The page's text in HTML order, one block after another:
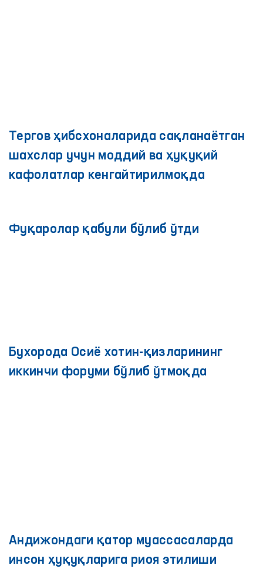
Тергов ҳибсхоналарида сақланаётган
шахслар учун моддий ва ҳуқуқий
кафолатлар кенгайтирилмоқда
Фуқаролар қабули бўлиб ўтди
Бухорода Осиё хотин-қизларининг
иккинчи форуми бўлиб ўтмоқда
Андижондаги қатор муассасаларда
инсон ҳуқуқларига риоя этилиши